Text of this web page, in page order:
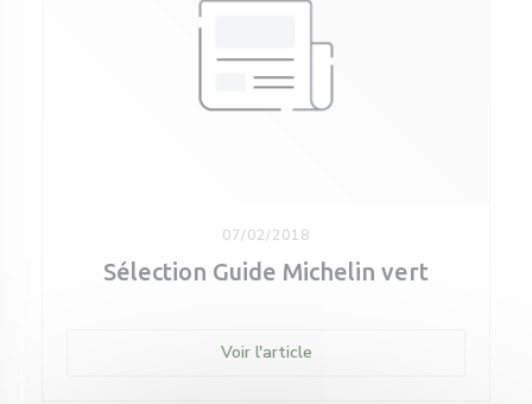
07/02/2018
Sélection Guide Michelin vert
Voir l'article((ouvre une nouvelle